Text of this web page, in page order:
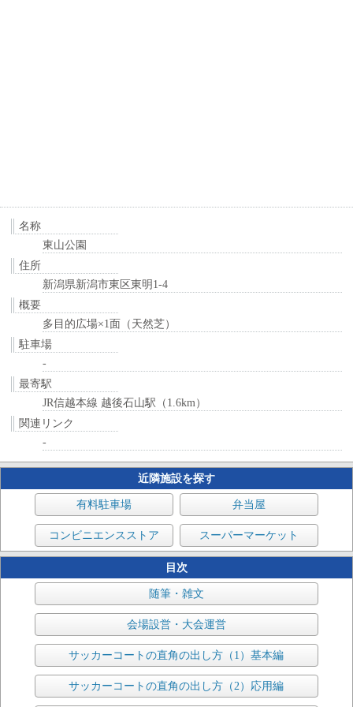
名称
東山公園
住所
新潟県新潟市東区東明1-4
概要
多目的広場×1面（天然芝）
駐車場
-
最寄駅
JR信越本線 越後石山駅（1.6km）
関連リンク
-
近隣施設を探す
有料駐車場 弁当屋
コンビニエンスストア スーパーマーケット
目次
随筆・雑文
会場設営・大会運営
サッカーコートの直角の出し方（1）基本編
サッカーコートの直角の出し方（2）応用編